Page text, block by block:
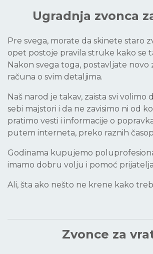
Ugradnja zvonca
Pre svega, morate da skinete staro
opet postoje pravila struke kako se
Nakon svega toga, postavljate novo
računa o svim detaljima.
Naš narod je takav, zaista svi volimo
sebi majstori i da ne zavisimo ni od
pratimo vesti i informacije o
putem interneta, preko raznih
Godinama kupujemo
imamo dobru volju i pomoć
Ali, šta ako nešto ne krene kako
Zvonce za